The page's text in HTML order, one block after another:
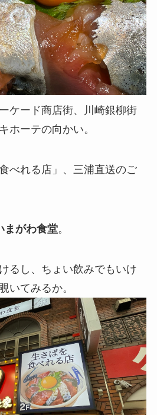
ケード商店街、川崎銀柳街
ホーテの向かい。
べれる店」、三浦直送のご
まがわ食堂。
るし、ちょい飲みでもいけ
いてみるか。